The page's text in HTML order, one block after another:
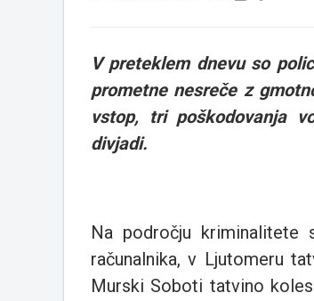
V preteklem dnevu so
prometne nesreče z
vstop, tri poškodovanja
divjadi.
Na področju kriminalitete
računalnika, v Ljutomeru
Murski Soboti tatvino